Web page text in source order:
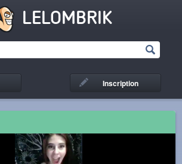
LELOMBRIK
Inscription